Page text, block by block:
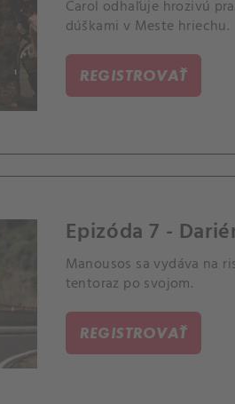
Carol odhaľuje hrozivú
dúškami v Meste hriechu.
REGISTROVAŤ
Epizóda 7 -
Manousos sa vydáva na
tentoraz po svojom.
REGISTROVAŤ